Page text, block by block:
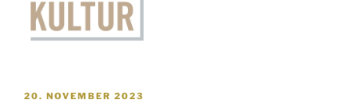
VERÖFFENTLICHT
20. NOVEMBER 2023